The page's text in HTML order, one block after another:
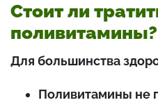
Стоит ли
поливитамины?
Для большинства
Поливитамины не